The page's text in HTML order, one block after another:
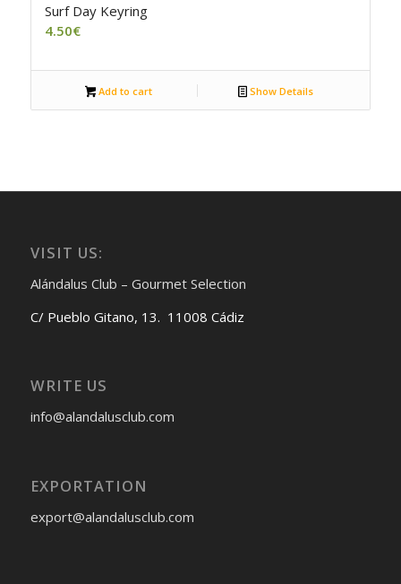
Surf Day Keyring
4.50€
Add to cart Show Details
VISIT US:
Alándalus Club – Gourmet Selection
C/ Pueblo Gitano, 13. 11008 Cádiz
WRITE US
info@alandalusclub.com
EXPORTATION
export@alandalusclub.com